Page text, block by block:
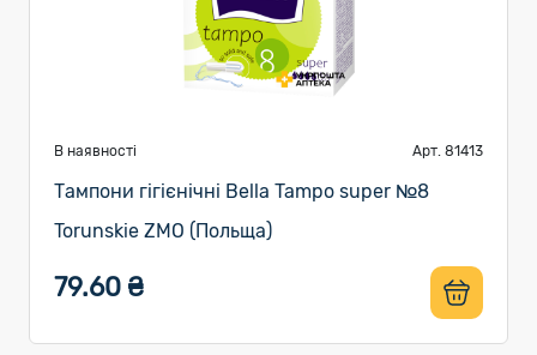
В наявності Арт. 81413
Тампони гігієнічні Bella Tampo super №8
Torunskie ZMO (Польща)
79.60 ₴